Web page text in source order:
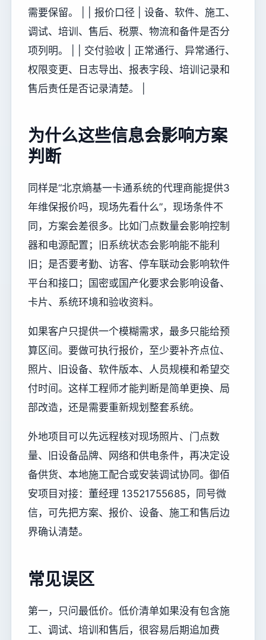
需要保留。 | | 报价口径 | 设备、软件、施工、
调试、培训、售后、税票、物流和备件是否分
项列明。 | | 交付验收 | 正常通行、异常通行、
权限变更、日志导出、报表字段、培训记录和
售后责任是否记录清楚。 |
为什么这些信息会影响方案
判断
同样是“北京熵基一卡通系统的代理商能提供3
年维保报价吗，现场先看什么”，现场条件不
同，方案会差很多。比如门点数量会影响控制
器和电源配置；旧系统状态会影响能不能利
旧；是否要考勤、访客、停车联动会影响软件
平台和接口；国密或国产化要求会影响设备、
卡片、系统环境和验收资料。
如果客户只提供一个模糊需求，最多只能给预
算区间。要做可执行报价，至少要补齐点位、
照片、旧设备、软件版本、人员规模和希望交
付时间。这样工程师才能判断是简单更换、局
部改造，还是需要重新规划整套系统。
外地项目可以先远程核对现场照片、门点数
量、旧设备品牌、网络和供电条件，再决定设
备供货、本地施工配合或安装调试协同。御佰
安项目对接：董经理 13521755685，同号微
信，可先把方案、报价、设备、施工和售后边
界确认清楚。
常见误区
第一，只问最低价。低价清单如果没有包含施
工、调试、培训和售后，很容易后期追加费